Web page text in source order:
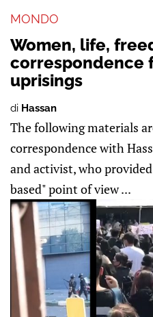
MONDO
Women, life,
correspondence
uprisings
di Hassan
The following materials
correspondence with
and activist, who
based" point of view ...